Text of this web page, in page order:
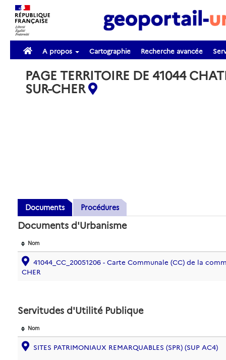
A propos Cartographie Recherche avancée
PAGE TERRITOIRE DE 41044
SUR-CHER
Documents Procédures
Documents d'Urbanisme
Nom
41044_CC_20051206 - Carte Communale (CC) de la
CHER
Servitudes d'Utilité Publique
Nom
SITES PATRIMONIAUX REMARQUABLES (SPR) (SUP AC4)